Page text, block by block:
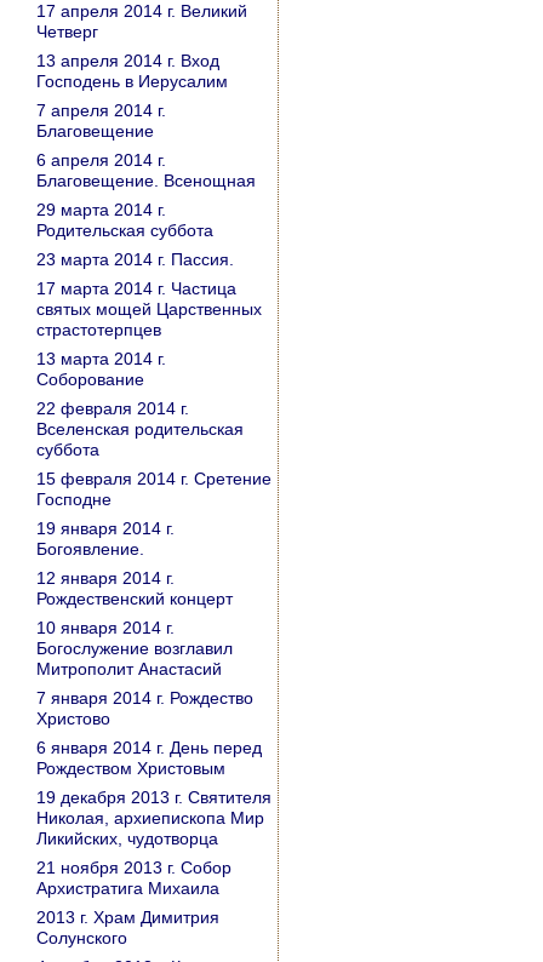
17 апреля 2014 г. Великий
Четверг
13 апреля 2014 г. Вход
Господень в Иерусалим
7 апреля 2014 г.
Благовещение
6 апреля 2014 г.
Благовещение. Всенощная
29 марта 2014 г.
Родительская суббота
23 марта 2014 г. Пассия.
17 марта 2014 г. Частица
святых мощей Царственных
страстотерпцев
13 марта 2014 г.
Соборование
22 февраля 2014 г.
Вселенская родительская
суббота
15 февраля 2014 г. Сретение
Господне
19 января 2014 г.
Богоявление.
12 января 2014 г.
Рождественский концерт
10 января 2014 г.
Богослужение возглавил
Митрополит Анастасий
7 января 2014 г. Рождество
Христово
6 января 2014 г. День перед
Рождеством Христовым
19 декабря 2013 г. Святителя
Николая, архиепископа Мир
Ликийских, чудотворца
21 ноября 2013 г. Собор
Архистратига Михаила
2013 г. Храм Димитрия
Солунского